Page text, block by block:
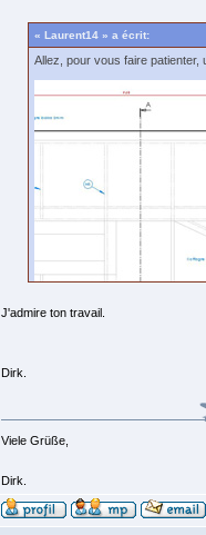
« Laurent14 » a écrit:
Allez, pour vous faire patienter,
J'admire ton travail.
Dirk.
Viele Grüße,
Dirk.